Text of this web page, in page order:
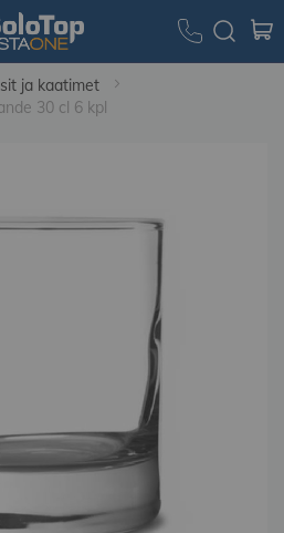
ja kaatimet
30 cl 6 kpl